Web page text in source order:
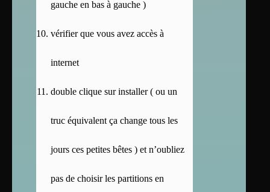
gauche en bas à gauche )
vérifier que vous avez accès à
internet
double clique sur installer ( ou un
truc équivalent ça change tous les
jours ces petites bêtes ) et n’oubliez
pas de choisir les partitions en